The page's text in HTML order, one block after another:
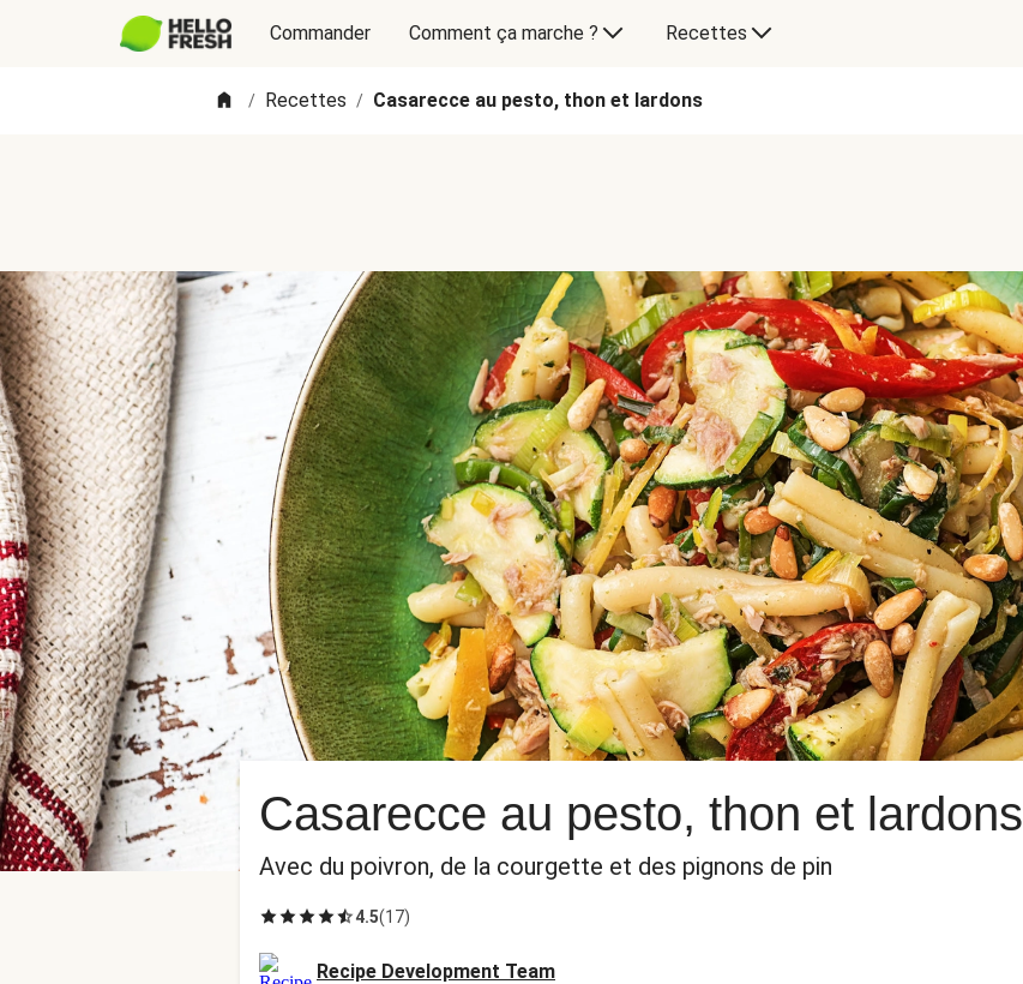
Commander Comment ça marche ? Recettes
/ Recettes / Casarecce au pesto, thon et lardons
Casarecce au pesto, thon et lardons
Avec du poivron, de la courgette et des pignons de pin
4.5(17)
Recipe Development Team